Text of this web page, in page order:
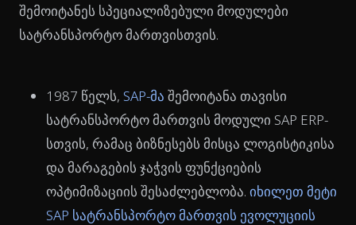
შემოიტანეს სპეციალიზებული მოდულები
სატრანსპორტო მართვისთვის.
1987 წელს, SAP-მა შემოიტანა თავისი
სატრანსპორტო მართვის მოდული SAP ERP-
სთვის, რამაც ბიზნესებს მისცა ლოგისტიკისა
და მარაგების ჯაჭვის ფუნქციების
ოპტიმიზაციის შესაძლებლობა. იხილეთ მეტი
SAP სატრანსპორტო მართვის ევოლუციის